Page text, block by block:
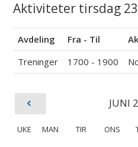
Aktiviteter tirsdag
Avdeling Fra - Til
Treninger
1700 - 1900
JUNI
UKE MAN TIR ONS